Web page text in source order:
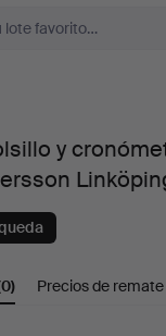
y
Precios de remate